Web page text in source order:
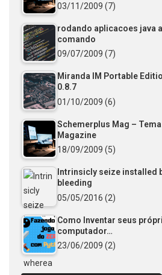
03/11/2009 (7)
rodando aplicacoes java
comando
09/07/2009 (7)
Miranda IM Portable
0.8.7
01/10/2009 (6)
Schemerplus Mag –
Magazine
18/09/2009 (5)
Intrinsicly seize installed
bleeding
05/05/2016 (2)
Como Inventar seus
computador…
23/06/2009 (2)